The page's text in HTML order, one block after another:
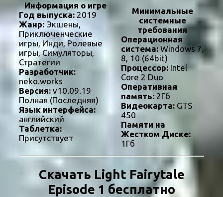
Информация о игре
Год выпуска: 2019
Жанр: Экшены,
Приключенческие
игры, Инди, Ролевые
игры, Симуляторы,
Стратегии
Разработчик:
neko.works
Версия: v10.09.19
Полная (Последняя)
Язык интерфейса:
английский
Таблетка:
Присутствует
Минимальные
системные
требования
Операционная
система:Windows 7,
8, 10 (64bit)
Процессор:Intel
Core 2 Duo
Оперативная
память:2Гб
Видеокарта:GTS
450
Памяти на
Жестком Диске:
1Гб
Скачать Light Fairytale
Episode 1 бесплатно